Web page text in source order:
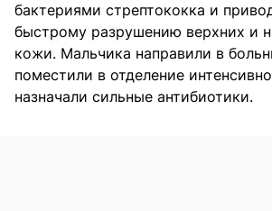
бактериями стрептококка и
быстрому разрушению верхних и
кожи. Мальчика направили в
поместили в отделение
назначали сильные антибиотики.